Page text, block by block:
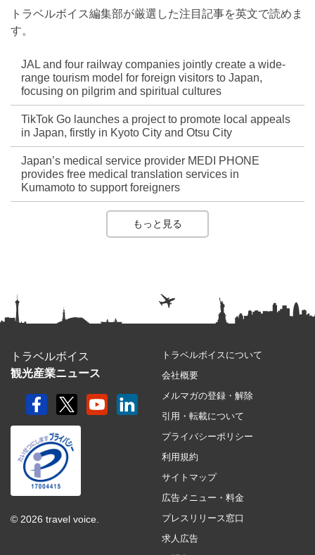
トラベルボイス編集部が厳選した注目記事を英文で読めま
す。
JAL and four railway companies jointly create a wide-
range tourism model for foreign visitors to Japan,
focusing on pilgrim and spiritual cultures
TikTok Go launches a project to promote local appeals
in Japan, firstly in Kyoto City and Otsu City
Japan’s medical service provider MEDI PHONE
provides free medical translation services in
Kumamoto to support foreigners
もっと見る
トラベルボイス
観光産業ニュース
© 2026 travel voice.
トラベルボイスについて
会社概要
メルマガの登録・解除
引用・転載について
プライバシーポリシー
利用規約
サイトマップ
広告メニュー・料金
プレスリリース窓口
求人広告